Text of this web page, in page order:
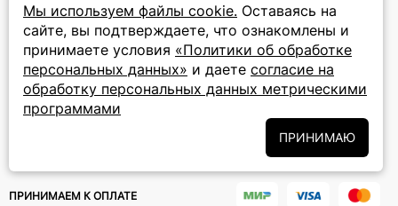
Мы используем файлы cookie. Оставаясь на
сайте, вы подтверждаете, что ознакомлены и
принимаете условия «Политики об обработке
персональных данных» и даете согласие на
обработку персональных данных метрическими
программами
ПРИНИМАЮ
ПОДПИСКА НА РАССЫЛКУ
Подписаться на новости
Подписываясь на рассылку, вы соглашаетесь с условиямиПолитики
и даёте своё согласие на их
ПРИНИМАЕМ К ОПЛАТЕ